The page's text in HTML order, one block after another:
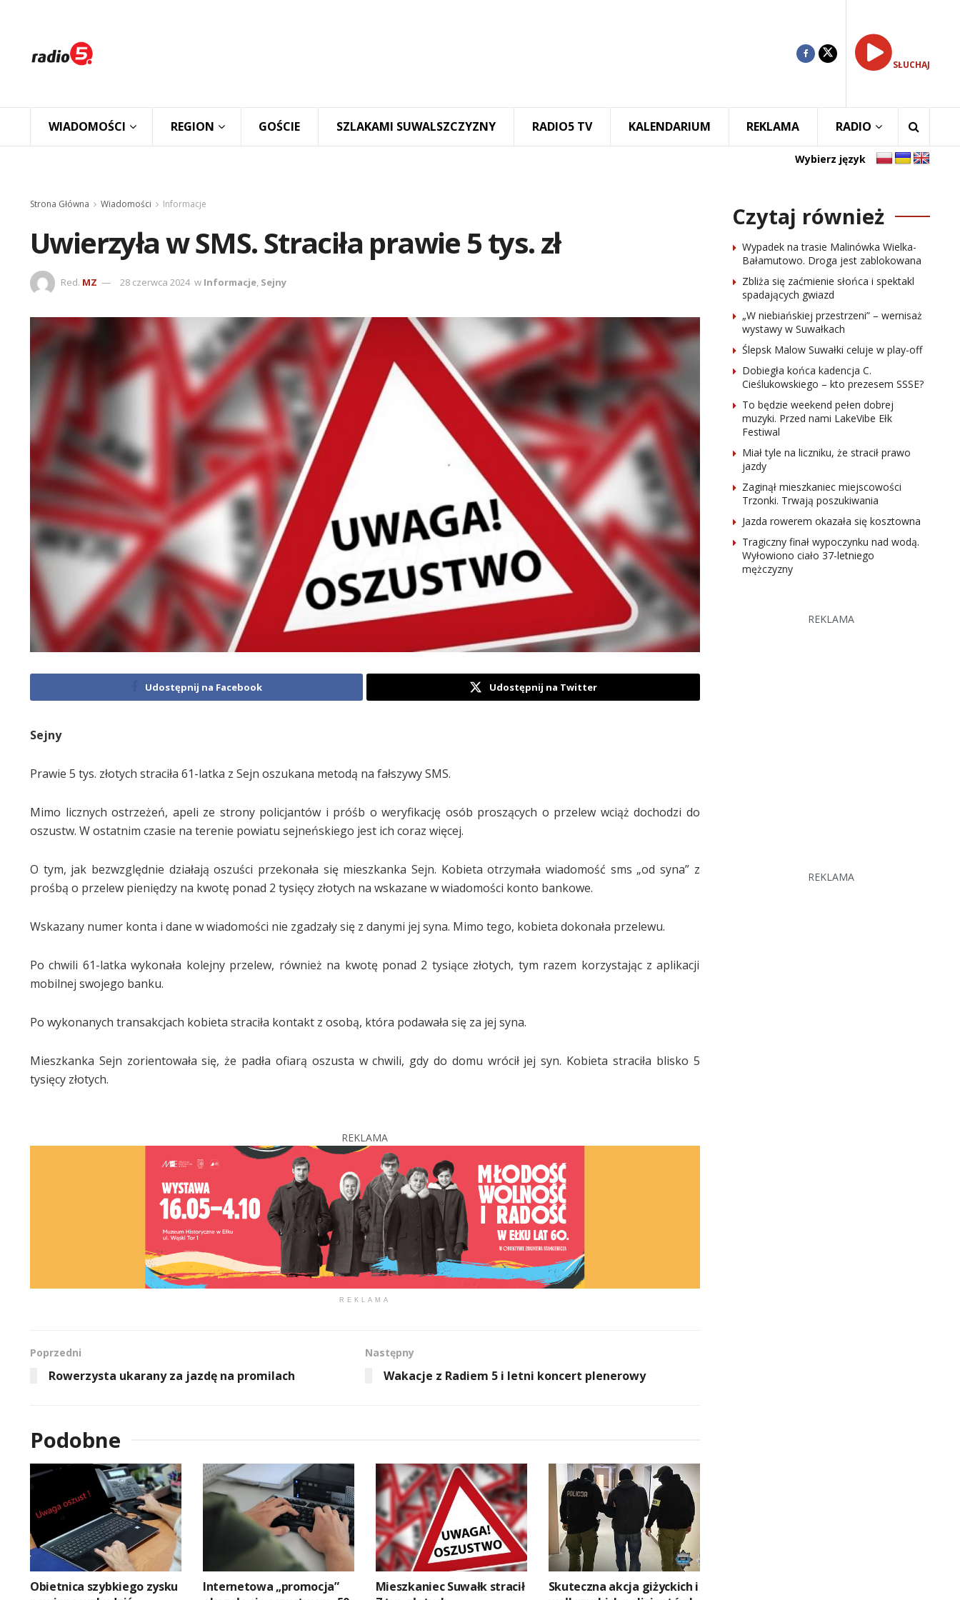
SŁUCHAJ
WIADOMOŚCI REGION GOŚCIE SZLAKAMI SUWALSZCZYZNY RADIO5 TV KALENDARIUM REKLAMA RADIO
Wybierz język
Strona Główna Wiadomości Informacje
Uwierzyła w SMS. Straciła prawie 5 tys. zł
Red. MZ 28 czerwca 2024 w Informacje, Sejny
Udostępnij na Facebook Udostępnij na Twitter
Sejny
Prawie 5 tys. złotych straciła 61-latka z Sejn oszukana metodą na fałszywy SMS.
Mimo licznych ostrzeżeń, apeli ze strony policjantów i próśb o weryfikację osób proszących o przelew wciąż dochodzi do
oszustw. W ostatnim czasie na terenie powiatu sejneńskiego jest ich coraz więcej.
O tym, jak bezwzględnie działają oszuści przekonała się mieszkanka Sejn. Kobieta otrzymała wiadomość sms „od syna” z
prośbą o przelew pieniędzy na kwotę ponad 2 tysięcy złotych na wskazane w wiadomości konto bankowe.
Wskazany numer konta i dane w wiadomości nie zgadzały się z danymi jej syna. Mimo tego, kobieta dokonała przelewu.
Po chwili 61-latka wykonała kolejny przelew, również na kwotę ponad 2 tysiące złotych, tym razem korzystając z aplikacji
mobilnej swojego banku.
Po wykonanych transakcjach kobieta straciła kontakt z osobą, która podawała się za jej syna.
Mieszkanka Sejn zorientowała się, że padła ofiarą oszusta w chwili, gdy do domu wrócił jej syn. Kobieta straciła blisko 5
tysięcy złotych.
REKLAMA
REKLAMA
Poprzedni
Rowerzysta ukarany za jazdę na promilach
Następny
Wakacje z Radiem 5 i letni koncert plenerowy
Podobne
Obietnica szybkiego zysku
Internetowa „promocja”
Mieszkaniec Suwałk stracił
Skuteczna akcja giżyckich i
Czytaj również
Wypadek na trasie Malinówka Wielka-
Bałamutowo. Droga jest zablokowana
Zbliża się zaćmienie słońca i spektakl
spadających gwiazd
„W niebiańskiej przestrzeni” – wernisaż
wystawy w Suwałkach
Ślepsk Malow Suwałki celuje w play-off
Dobiegła końca kadencja C.
Cieślukowskiego – kto prezesem SSSE?
To będzie weekend pełen dobrej
muzyki. Przed nami LakeVibe Ełk
Festiwal
Miał tyle na liczniku, że stracił prawo
jazdy
Zaginął mieszkaniec miejscowości
Trzonki. Trwają poszukiwania
Jazda rowerem okazała się kosztowna
Tragiczny finał wypoczynku nad wodą.
Wyłowiono ciało 37-letniego
mężczyzny
REKLAMA
REKLAMA